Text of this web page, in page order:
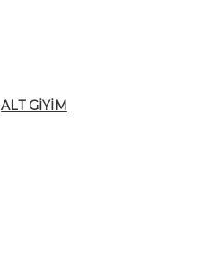
ALT GIYIM